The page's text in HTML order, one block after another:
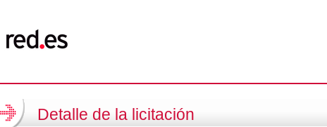
Detalle de la licitación